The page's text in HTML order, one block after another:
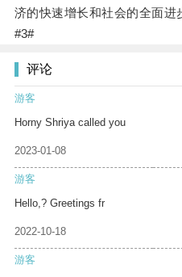
济的快速增长和社会的全面进
#3#
评论
游客
Horny Shriya called you
2023-01-08
游客
Hello,? Greetings fr
2022-10-18
游客